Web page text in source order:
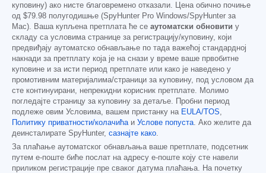
куповину) ако нисте благовремено отказали. Цена обично почиње
од $79.98 полугодишње (SpyHunter Pro Windows/SpyHunter за
Mac). Ваша купљена претплата ће се аутоматски обновити у
складу са условима странице за регистрацију/куповину, који
предвиђају аутоматско обнављање по тада важећој стандардној
накнади за претплату која је на снази у време ваше првобитне
куповине и за исти период претплате или како је наведено у
промотивним материјалима/страници за куповину, под условом да
сте континуирани, непрекидни корисник претплате. Молимо
погледајте страницу за куповину за детаље. Пробни период
подлеже овим Условима, вашем пристанку на EULA/TOS
Политику приватности/колачића и Услове попуста . Ако желите да
деинсталирате SpyHunter, сазнајте како
За плаћање аутоматског обнављања ваше претплате, подсетник
путем е-поште биће послат на адресу е-поште коју сте навели
приликом регистрације пре сваког датума плаћања. На почетку